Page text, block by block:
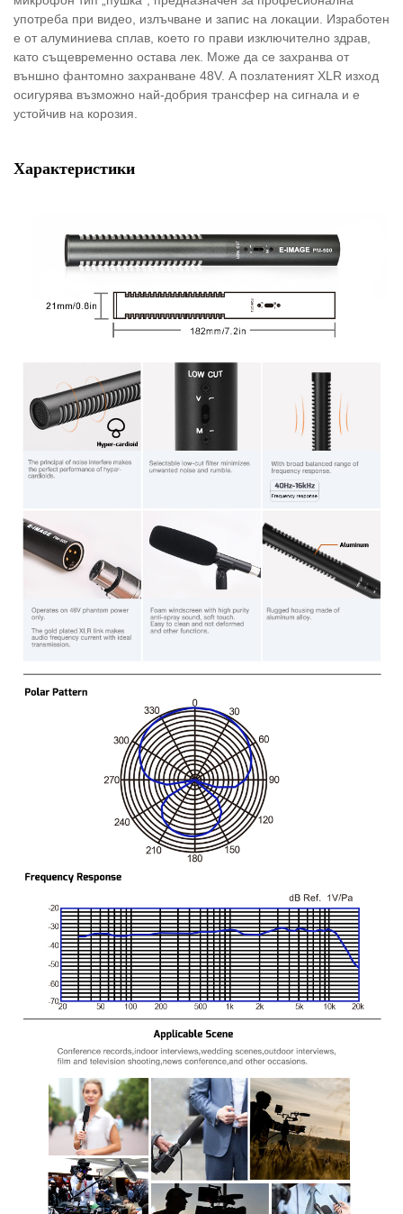
употреба при видео, излъчване и запис на локации. Изработен
е от алуминиева сплав, което го прави изключително здрав,
като същевременно остава лек. Може да се захранва от
външно фантомно захранване 48V. А позлатеният XLR изход
осигурява възможно най-добрия трансфер на сигнала и е
устойчив на корозия.
Характеристики